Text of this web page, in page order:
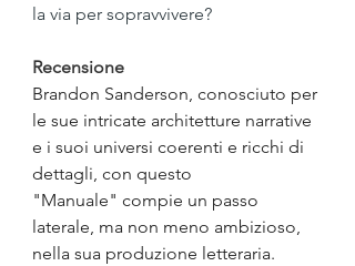
la via per sopravvivere?
Recensione
Brandon Sanderson, conosciuto per
le sue intricate architetture narrative
e i suoi universi coerenti e ricchi di
dettagli, con questo
"Manuale" compie un passo
laterale, ma non meno ambizioso,
nella sua produzione letteraria.